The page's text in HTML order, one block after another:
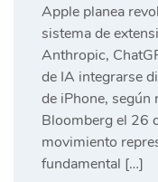
Apple planea
sistema de
Anthropic,
de IA integrarse
de iPhone, según
Bloomberg el 26
movimiento
fundamental […]